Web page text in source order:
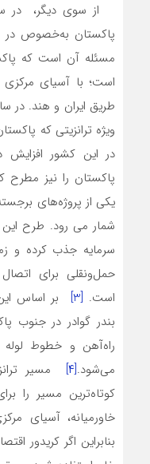
از سوی دیگر، در
پاکستان به‌خصوص در
مسئله آن است که
است؛ با آسیای مرکزی
طریق ایران و هند. در
ویژه ترانزیتی که
در این کشور
پاکستان را نیز مطرح
یکی از پروژه‌های
سرمایه جذب کرده و
حمل‌ونقلی برای
است. [3]
بر اساس
بندر گوادر در جنوب
راه‌آهن و خطوط
می‌شود.[۴]
مسیر
کوتاه‌ترین مسیر را
خاورمیانه، آسیای
بنابراین اگر کریدور